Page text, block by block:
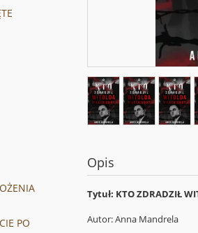
PO
Opis
Tytuł: KTO ZDRADZIŁ
Autor: Anna Mandrela